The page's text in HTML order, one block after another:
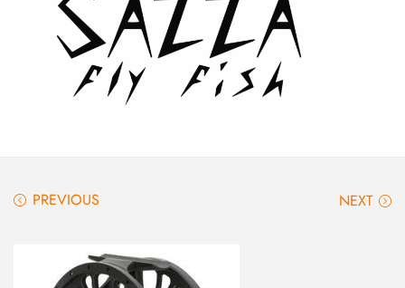
PREVIOUS NEXT